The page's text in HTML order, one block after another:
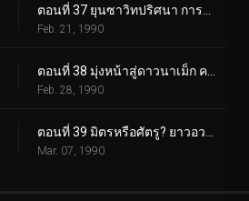
ตอนที่ 37 ยุนซาวิทปริศนา การตามหายานอวกาศของพระเจ้า
Feb. 21, 1990
Feb. 28, 1990
Mar. 07, 1990